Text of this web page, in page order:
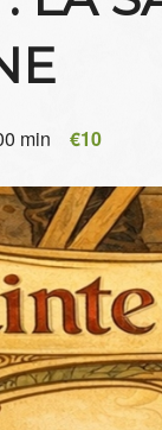
min €10